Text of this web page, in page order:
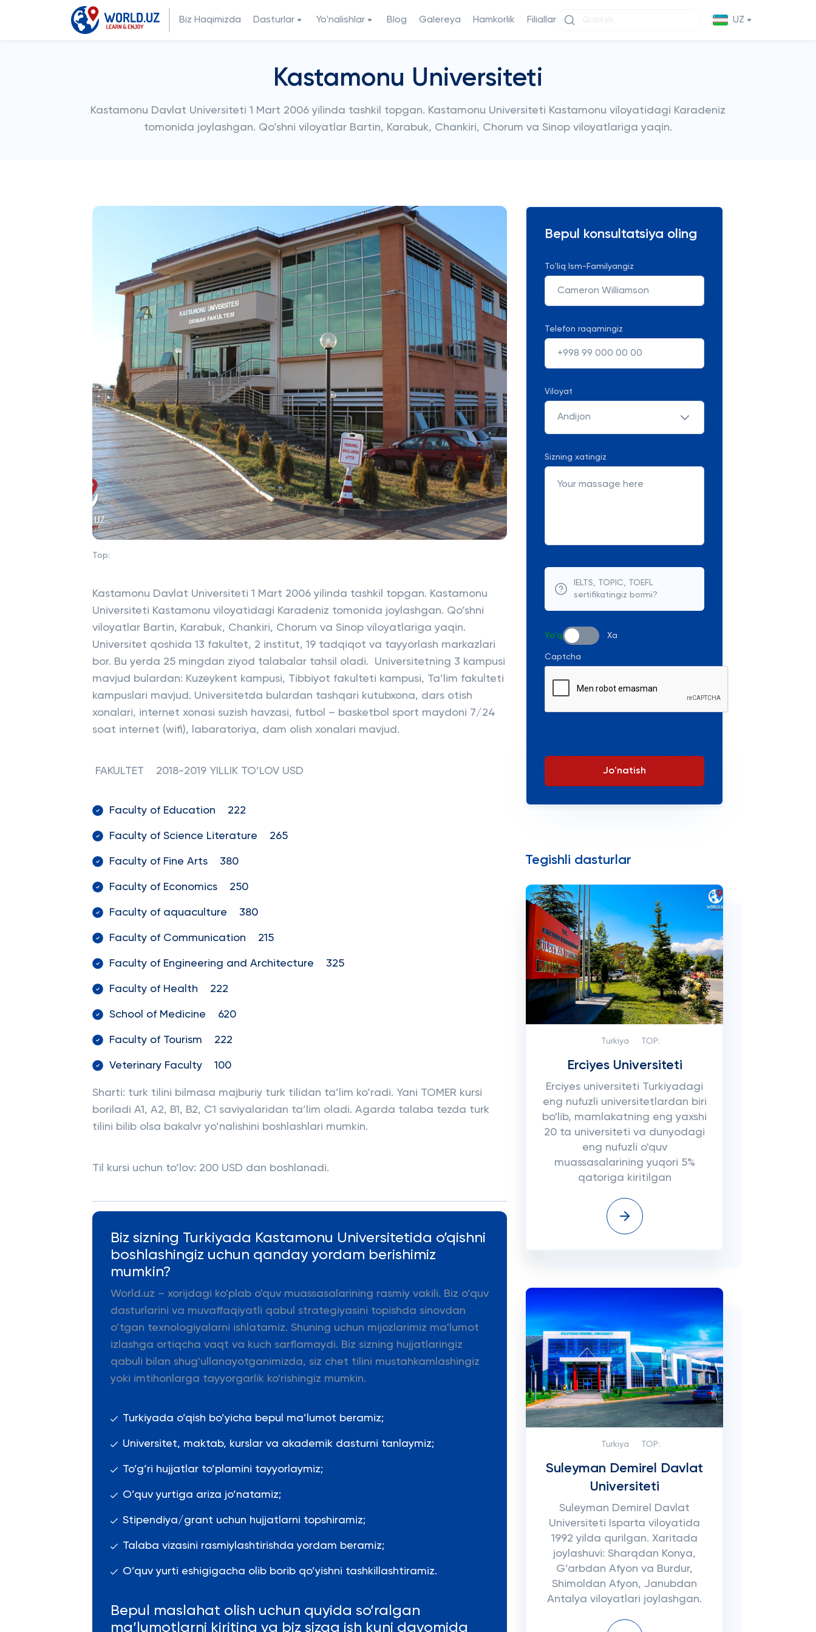
Biz Haqimizda Dasturlar Yo'nalishlar Blog Galereya Hamkorlik Filiallar UZ
Kastamonu Universiteti
Kastamonu Davlat Universiteti 1 Mart 2006 yilinda tashkil topgan. Kastamonu Universiteti Kastamonu viloyatidagi Karadeniz
tomonida joylashgan. Qo’shni viloyatlar Bartin, Karabuk, Chankiri, Chorum va Sinop viloyatlariga yaqin.
Top:
Kastamonu Davlat Universiteti 1 Mart 2006 yilinda tashkil topgan. Kastamonu
Universiteti Kastamonu viloyatidagi Karadeniz tomonida joylashgan. Qo’shni
viloyatlar Bartin, Karabuk, Chankiri, Chorum va Sinop viloyatlariga yaqin.
Universitet qoshida 13 fakultet, 2 institut, 19 tadqiqot va tayyorlash markazlari
bor. Bu yerda 25 mingdan ziyod talabalar tahsil oladi. Universitetning 3 kampusi
mavjud bulardan: Kuzeykent kampusi, Tibbiyot fakulteti kampusi, Ta’lim fakulteti
kampuslari mavjud. Universitetda bulardan tashqari kutubxona, dars otish
xonalari, internet xonasi suzish havzasi, futbol – basketbol sport maydoni 7/24
soat internet (wifi), labaratoriya, dam olish xonalari mavjud.
FAKULTET 2018-2019 YILLIK TO’LOV USD
Faculty of Education 222
Faculty of Science Literature 265
Faculty of Fine Arts 380
Faculty of Economics 250
Faculty of aquaculture 380
Faculty of Communication 215
Faculty of Engineering and Architecture 325
Faculty of Health 222
School of Medicine 620
Faculty of Tourism 222
Veterinary Faculty 100
Sharti: turk tilini bilmasa majburiy turk tilidan ta’lim ko’radi. Yani TOMER kursi
boriladi A1, A2, B1, B2, C1 saviyalaridan ta’lim oladi. Agarda talaba tezda turk
tilini bilib olsa bakalvr yo’nalishini boshlashlari mumkin.
Til kursi uchun to’lov: 200 USD dan boshlanadi.
Biz sizning Turkiyada Kastamonu Universitetida o’qishni
boshlashingiz uchun qanday yordam berishimiz
mumkin?
World.uz – xorijdagi ko'plab o'quv muassasalarining rasmiy vakili. Biz o’quv
dasturlarini va muvaffaqiyatli qabul strategiyasini topishda sinovdan
o’tgan texnologiyalarni ishlatamiz. Shuning uchun mijozlarimiz ma'lumot
izlashga ortiqcha vaqt va kuch sarflamaydi. Biz sizning hujjatlaringiz
qabuli bilan shug'ullanayotganimizda, siz chet tilini mustahkamlashingiz
yoki imtihonlarga tayyorgarlik ko'rishingiz mumkin.
Turkiyada o’qish bo’yicha bepul ma’lumot beramiz;
Universitet, maktab, kurslar va akademik dasturni tanlaymiz;
To’g’ri hujjatlar to’plamini tayyorlaymiz;
O’quv yurtiga ariza jo’natamiz;
Stipendiya/grant uchun hujjatlarni topshiramiz;
Talaba vizasini rasmiylashtirishda yordam beramiz;
O’quv yurti eshigigacha olib borib qo’yishni tashkillashtiramiz.
Bepul maslahat olish uchun quyida so’ralgan
ma’lumotlarni kiriting va biz sizga ish kuni davomida
Bepul konsultatsiya oling
To'liq Ism-Familyangiz
Telefon raqamingiz
Viloyat
Andijon
Sizning xatingiz
IELTS, TOPIC, TOEFL
sertifikatingiz bormi?
Yo'q Xa
Captcha
Jo'natish
Tegishli dasturlar
Turkiya TOP:
Erciyes Universiteti
Erciyes universiteti Turkiyadagi
eng nufuzli universitetlardan biri
bo'lib, mamlakatning eng yaxshi
20 ta universiteti va dunyodagi
eng nufuzli o'quv
muassasalarining yuqori 5%
qatoriga kiritilgan
Turkiya TOP:
Suleyman Demirel Davlat
Universiteti
Suleyman Demirel Davlat
Universiteti Isparta viloyatida
1992 yilda qurilgan. Xaritada
joylashuvi: Sharqdan Konya,
G’arbdan Afyon va Burdur,
Shimoldan Afyon, Janubdan
Antalya viloyatlari joylashgan.